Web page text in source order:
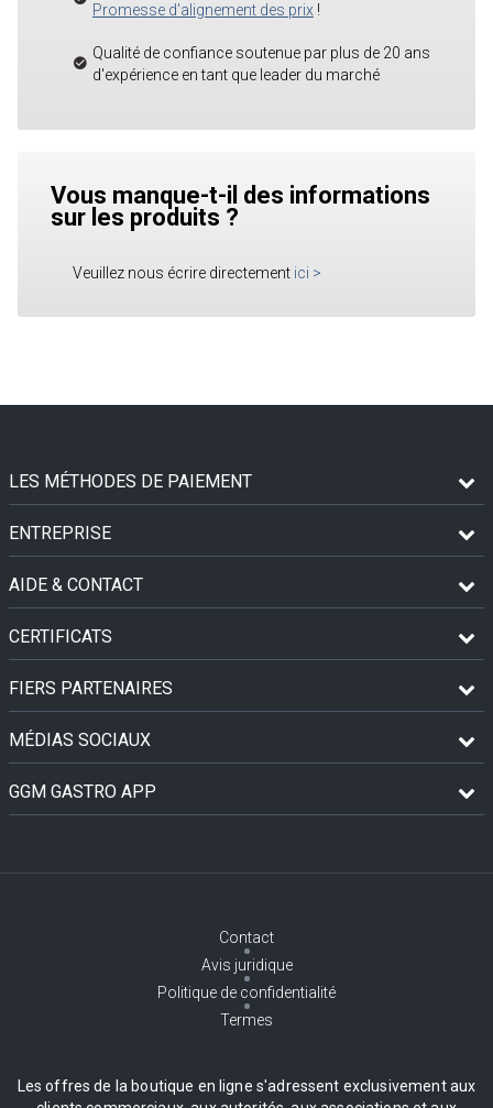
Promesse d'alignement des prix !
Qualité de confiance soutenue par plus de 20 ans
d'expérience en tant que leader du marché
Vous manque-t-il des informations
sur les produits ?
Veuillez nous écrire directement ici >
LES MÉTHODES DE PAIEMENT
ENTREPRISE
AIDE & CONTACT
CERTIFICATS
FIERS PARTENAIRES
MÉDIAS SOCIAUX
GGM GASTRO APP
Contact
Avis juridique
Politique de confidentialité
Termes
Les offres de la boutique en ligne s'adressent exclusivement aux